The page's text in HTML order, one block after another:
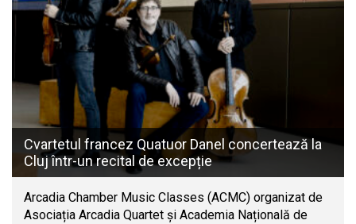
Cvartetul francez Quatuor Danel concertează la
Cluj într-un recital de excepție
Arcadia Chamber Music Classes (ACMC) organizat de
Asociația Arcadia Quartet și Academia Națională de